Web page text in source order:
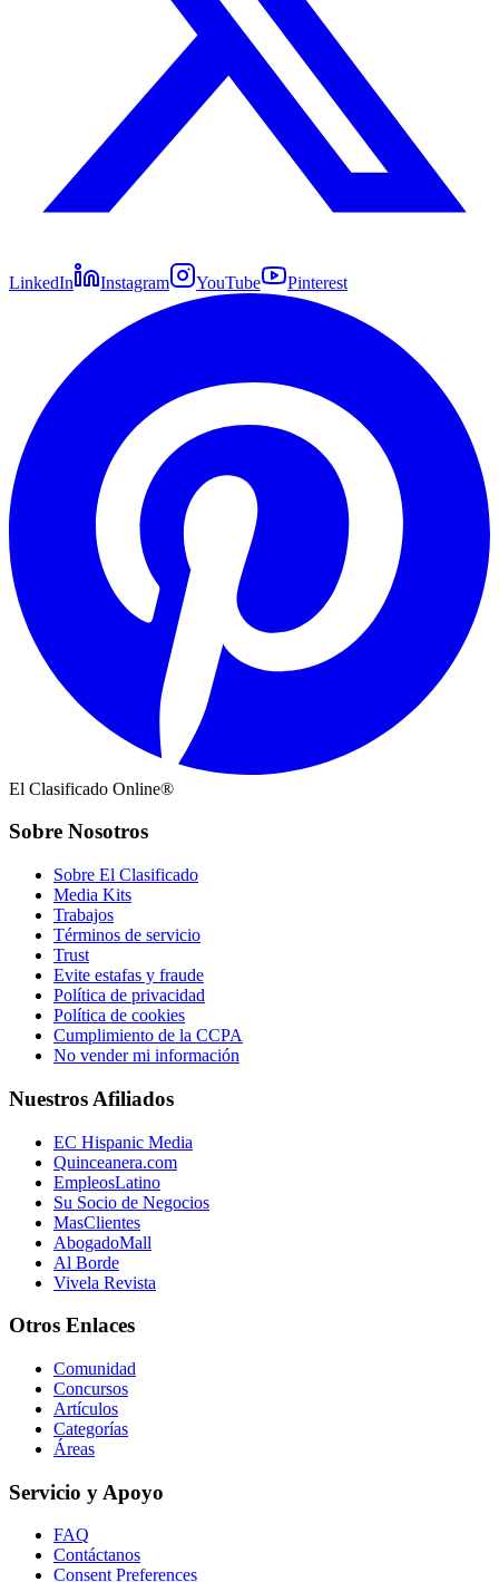
LinkedIn Instagram YouTube Pinterest
El Clasificado Online®
Sobre Nosotros
Sobre El Clasificado
Media Kits
Trabajos
Términos de servicio
Trust
Evite estafas y fraude
Política de privacidad
Política de cookies
Cumplimiento de la CCPA
No vender mi información
Nuestros Afiliados
EC Hispanic Media
Quinceanera.com
EmpleosLatino
Su Socio de Negocios
MasClientes
AbogadoMall
Al Borde
Vivela Revista
Otros Enlaces
Comunidad
Concursos
Artículos
Categorías
Áreas
Servicio y Apoyo
FAQ
Contáctanos
Consent Preferences